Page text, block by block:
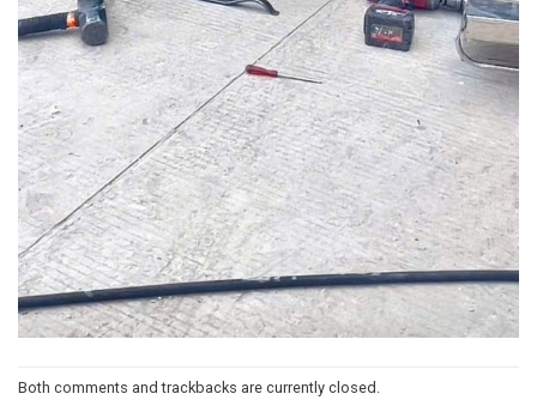
Both comments and trackbacks are currently closed.